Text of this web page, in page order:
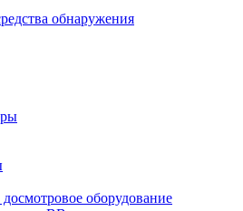
обнаружения
оборудование